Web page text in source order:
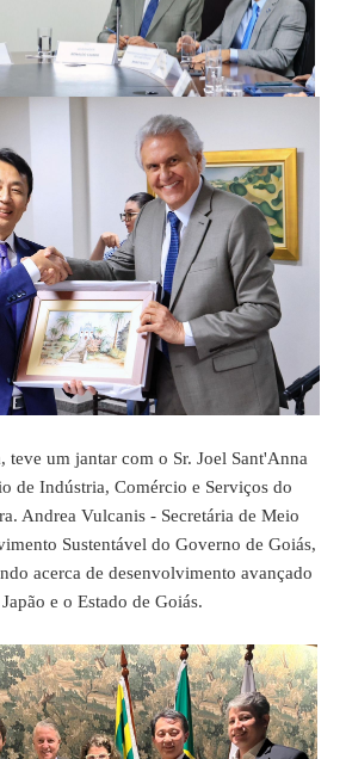
um jantar com o Sr. Joel Sant'Anna
de Indústria, Comércio e Serviços do
Andrea Vulcanis - Secretária de Meio
Sustentável do Governo de Goiás,
acerca de desenvolvimento avançado
e o Estado de Goiás.